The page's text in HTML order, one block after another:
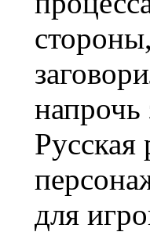
напрочь
Русская
для